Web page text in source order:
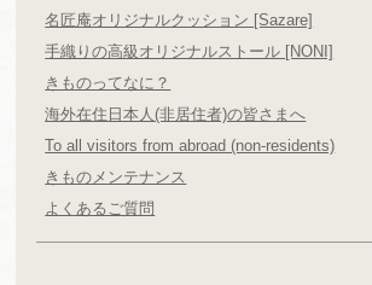
名匠庵オリジナルクッション [Sazare]
手織りの高級オリジナルストール [NONI]
きものってなに？
海外在住日本人(非居住者)の皆さまへ
To all visitors from abroad (non-residents)
きものメンテナンス
よくあるご質問